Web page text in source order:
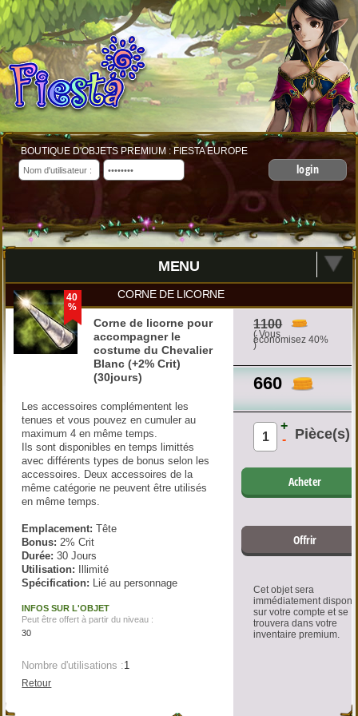
BOUTIQUE D'OBJETS PREMIUM : FIESTA EUROPE
login
MENU
CORNE DE LICORNE
1100
( Vous
économisez 40%
)
660
Pièce(s)
+
-
Acheter
Offrir
Cet objet sera
immédiatement
sur votre compte et se
trouvera dans votre
inventaire premium.
40
%
Corne de licorne pour
accompagner le
costume du Chevalier
Blanc (+2% Crit)
(30jours)
Les accessoires complémentent les
tenues et vous pouvez en cumuler au
maximum 4 en même temps.
Ils sont disponibles en temps limittés
avec différents types de bonus selon les
accessoires. Deux accessoires de la
même catégorie ne peuvent être utilisés
en même temps.
Emplacement: Tête
Bonus: 2% Crit
Durée: 30 Jours
Utilisation: Illimité
Spécification: Lié au personnage
INFOS SUR L'OBJET
Peut être offert à partir du niveau :
30
Nombre d'utilisations :1
Retour